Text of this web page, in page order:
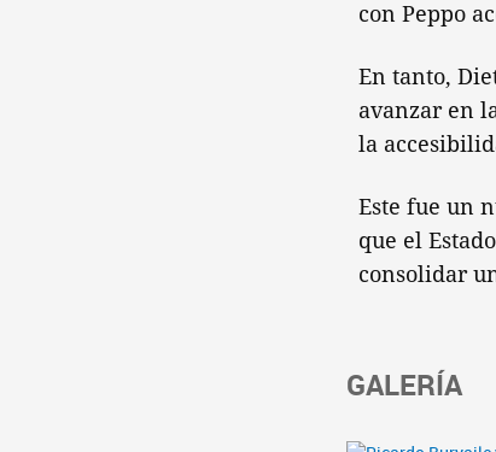
con Peppo
En tanto,
avanzar en
la
Este fue un
que el
consolidar
GALERÍA